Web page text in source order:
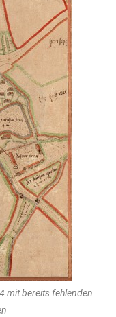
mit bereits fehlenden